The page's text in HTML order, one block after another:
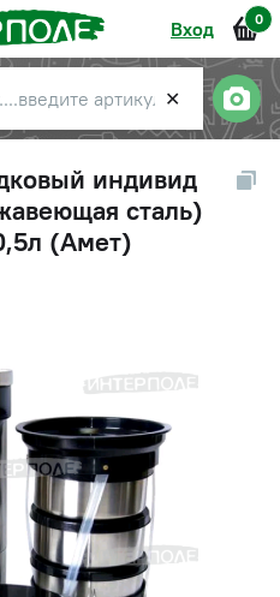
Вход 0
✕
индивид
сталь)
(Амет)